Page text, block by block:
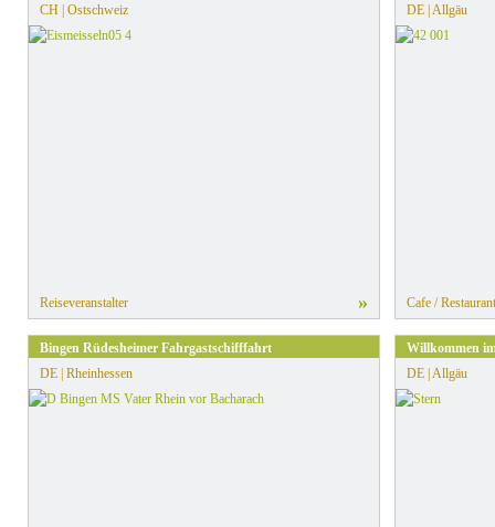
CH | Ostschweiz
Reiseveranstalter »
DE | Allgäu
Cafe /
Bingen Rüdesheimer Fahrgastschifffahrt
DE | Rheinhessen
Willkommen
DE | Allgäu